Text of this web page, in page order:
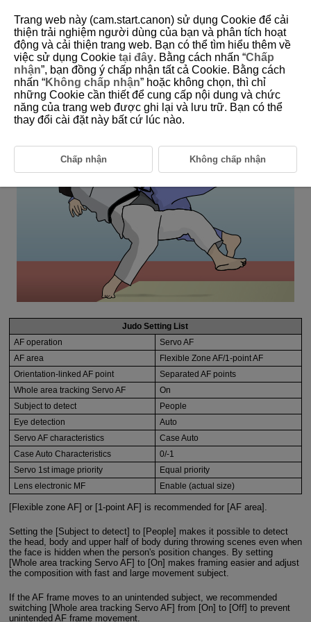
6-26 Judo
This setting is perfect for shooting subjects in changing positions
when their face is hidden, such as during judo matches.
Judo Setting List
AF operation
Servo AF
AF area
Flexible Zone AF/1-point AF
Orientation-linked AF point
Separated AF points
Whole area tracking Servo AF
On
Subject to detect
People
Eye detection
Auto
Servo AF characteristics
Case Auto
Case Auto Characteristics
0/-1
Servo 1st image priority
Equal priority
Lens electronic MF
Enable (actual size)
[Flexible zone AF] or [1-point AF] is recommended for [AF area].
Setting the [Subject to detect] to [People] makes it possible to detect
the head, body and upper half of body during throwing scenes even when
the face is hidden when the person's position changes. By setting
[Whole area tracking Servo AF] to [On] makes framing easier and adjust
the composition with fast and large movement subject.
If the AF frame moves to an unintended subject, we recommended
switching [Whole area tracking Servo AF] from [On] to [Off] to prevent
unintended AF frame movement.
Trang web này (cam.start.canon) sử dụng Cookie để cải
thiện trải nghiệm người dùng của bạn và phân tích hoạt
động và cải thiện trang web. Bạn có thể tìm hiểu thêm về
việc sử dụng Cookie tại đây. Bằng cách nhấn “Chấp
nhận”, bạn đồng ý chấp nhận tất cả Cookie. Bằng cách
nhấn “Không chấp nhận” hoặc không chọn, thì chỉ
những Cookie cần thiết để cung cấp nội dung và chức
năng của trang web được ghi lại và lưu trữ. Bạn có thể
thay đổi cài đặt này bất cứ lúc nào.
Chấp nhận Không chấp nhận